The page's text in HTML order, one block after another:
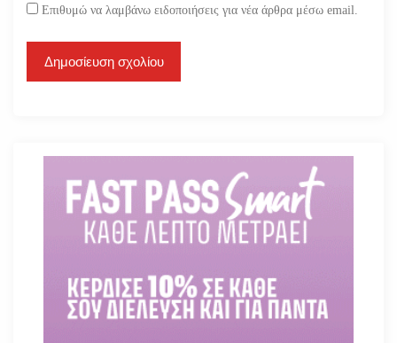
Επιθυμώ να λαμβάνω ειδοποιήσεις για νέα άρθρα μέσω email.